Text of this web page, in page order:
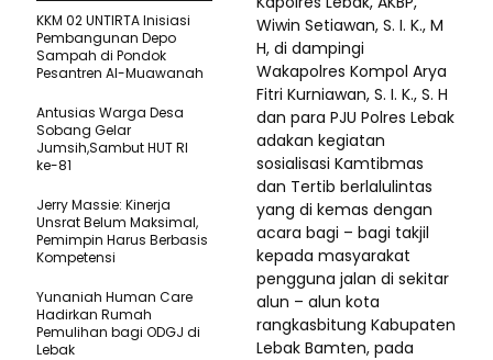
Wiwin Setiawan, S. I. K., M
H, di dampingi
Wakapolres Kompol Arya
Fitri Kurniawan, S. I. K., S. H
dan para PJU Polres Lebak
adakan kegiatan
sosialisasi Kamtibmas
dan Tertib berlalulintas
yang di kemas dengan
acara bagi – bagi takjil
kepada masyarakat
pengguna jalan di sekitar
alun – alun kota
rangkasbitung Kabupaten
Lebak Bamten, pada
KKM 02 UNTIRTA Inisiasi
Pembangunan Depo
Sampah di Pondok
Pesantren Al-Muawanah
Antusias Warga Desa
Sobang Gelar
Jumsih,Sambut HUT RI
ke-81
Jerry Massie: Kinerja
Unsrat Belum Maksimal,
Pemimpin Harus Berbasis
Kompetensi
Yunaniah Human Care
Hadirkan Rumah
Pemulihan bagi ODGJ di
Lebak